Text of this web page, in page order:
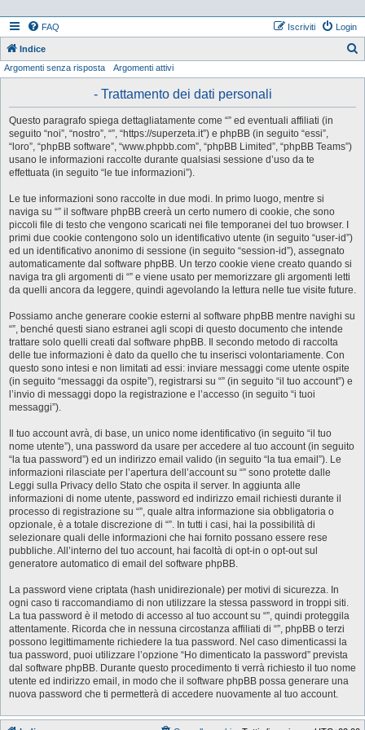
FAQ Login
Iscriviti
Indice
Argomenti senza risposta Argomenti attivi
- Trattamento dei dati personali
Questo paragrafo spiega dettagliatamente come “” ed eventuali affiliati (in
seguito “noi”, “nostro”, “”, “https://superzeta.it”) e phpBB (in seguito “essi”,
“loro”, “phpBB software”, “www.phpbb.com”, “phpBB Limited”, “phpBB Teams”)
usano le informazioni raccolte durante qualsiasi sessione d’uso da te
effettuata (in seguito “le tue informazioni”).
Le tue informazioni sono raccolte in due modi. In primo luogo, mentre si
naviga su “” il software phpBB creerà un certo numero di cookie, che sono
piccoli file di testo che vengono scaricati nei file temporanei del tuo browser. I
primi due cookie contengono solo un identificativo utente (in seguito “user-id”)
ed un identificativo anonimo di sessione (in seguito “session-id”), assegnato
automaticamente dal software phpBB. Un terzo cookie viene creato quando si
naviga tra gli argomenti di “” e viene usato per memorizzare gli argomenti letti
da quelli ancora da leggere, quindi agevolando la lettura nelle tue visite future.
Possiamo anche generare cookie esterni al software phpBB mentre navighi su
“”, benché questi siano estranei agli scopi di questo documento che intende
trattare solo quelli creati dal software phpBB. Il secondo metodo di raccolta
delle tue informazioni è dato da quello che tu inserisci volontariamente. Con
questo sono intesi e non limitati ad essi: inviare messaggi come utente ospite
(in seguito “messaggi da ospite”), registrarsi su “” (in seguito “il tuo account”) e
l’invio di messaggi dopo la registrazione e l’accesso (in seguito “i tuoi
messaggi”).
Il tuo account avrà, di base, un unico nome identificativo (in seguito “il tuo
nome utente”), una password da usare per accedere al tuo account (in seguito
“la tua password”) ed un indirizzo email valido (in seguito “la tua email”). Le
informazioni rilasciate per l’apertura dell’account su “” sono protette dalle
Leggi sulla Privacy dello Stato che ospita il server. In aggiunta alle
informazioni di nome utente, password ed indirizzo email richiesti durante il
processo di registrazione su “”, quale altra informazione sia obbligatoria o
opzionale, è a totale discrezione di “”. In tutti i casi, hai la possibilità di
selezionare quali delle informazioni che hai fornito possano essere rese
pubbliche. All’interno del tuo account, hai facoltà di opt-in o opt-out sul
generatore automatico di email del software phpBB.
La password viene criptata (hash unidirezionale) per motivi di sicurezza. In
ogni caso ti raccomandiamo di non utilizzare la stessa password in troppi siti.
La tua password è il metodo di accesso al tuo account su “”, quindi proteggila
attentamente. Ricorda che in nessuna circostanza affiliati di “”, phpBB o terzi
possono legittimamente richiedere la tua password. Nel caso dimenticassi la
tua password, puoi utilizzare l’opzione “Ho dimenticato la password” prevista
dal software phpBB. Durante questo procedimento ti verrà richiesto il tuo nome
utente ed indirizzo email, in modo che il software phpBB possa generare una
nuova password che ti permetterà di accedere nuovamente al tuo account.